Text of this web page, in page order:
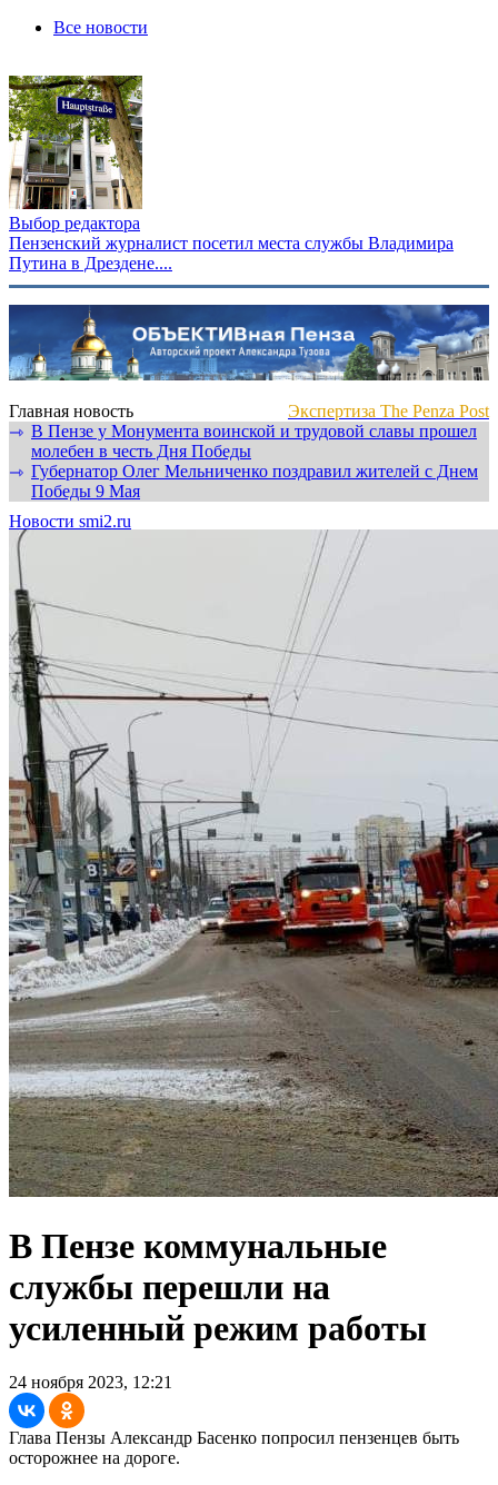
Все новости
Выбор редактора
Пензенский журналист посетил места службы Владимира
Путина в Дрездене....
Главная новость
Экспертиза The Penza Post
⇾ В Пензе у Монумента воинской и трудовой славы прошел
молебен в честь Дня Победы
⇾ Губернатор Олег Мельниченко поздравил жителей с Днем
Победы 9 Мая
Новости smi2.ru
В Пензе коммунальные
службы перешли на
усиленный режим работы
24 ноября 2023, 12:21
Глава Пензы Александр Басенко попросил пензенцев быть
осторожнее на дороге.